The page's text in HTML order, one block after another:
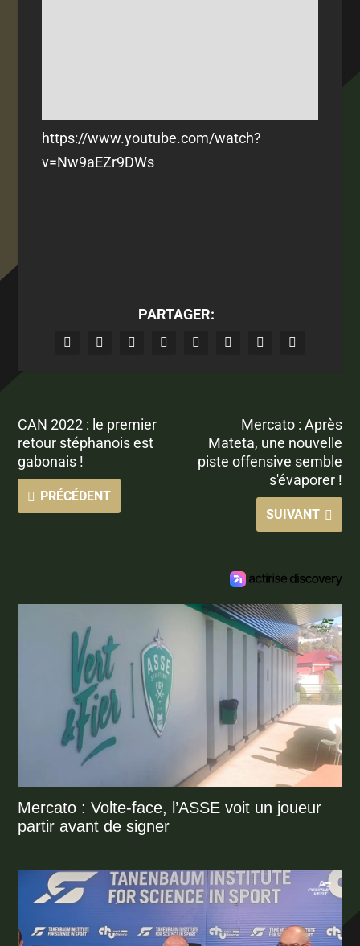
https://www.youtube.com/watch?
v=Nw9aEZr9DWs
PARTAGER:
CAN 2022 : le premier
retour stéphanois est
gabonais !
PRÉCÉDENT
Mercato : Après
Mateta, une nouvelle
piste offensive semble
s'évaporer !
SUIVANT
Mercato : Volte-face, l’ASSE voit un joueur
partir avant de signer